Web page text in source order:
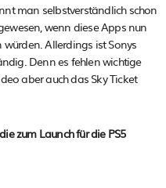
man selbstverständlich schon
wenn diese Apps nun
Allerdings ist Sonys
Denn es fehlen wichtige
aber auch das Sky Ticket
zum Launch für die PS5